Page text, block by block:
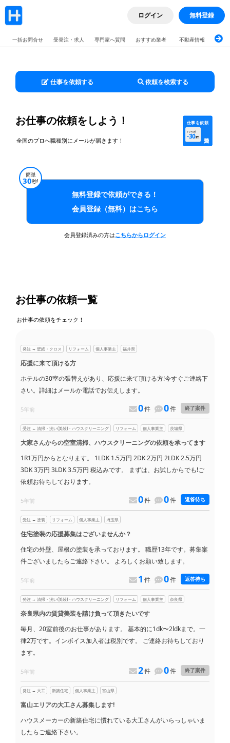
ログイン 無料登録
一括お問合せ 受発注・求人 専門家へ質問 おすすめ業者 不動産情報 ブログ
仕事を依頼する 依頼を検索する
お仕事の依頼をしよう！
全国のプロへ職種別にメールが届きます！
仕事を依頼
ハゥポ
-30PT
簡単
30秒!
無料登録で依頼ができる！
会員登録（無料）はこちら
会員登録済みの方はこちらからログイン
お仕事の依頼一覧
お仕事の依頼をチェック！
発注 → 壁紙・クロス リフォーム 個人事業主 福井県
応援に来て頂ける方
ホテルの30室の張替えがあり、応援に来て頂ける方!今すぐご連絡下
さい。詳細はメールか電話でお伝えします。
5年前 終了案件
0件 0件
受注 ← 清掃・洗い(美装)・ハウスクリーニング リフォーム 個人事業主 茨城県
大家さんからの空室清掃、ハウスクリーニングの依頼を承ってます
1R1万円からとなります。 1LDK 1.5万円 2DK 2万円 2LDK 2.5万円
3DK 3万円 3LDK 3.5万円 税込みです。 まずは、お試しからでも!ご
依頼お待ちしております。
5年前 返答待ち
0件 0件
受注 ← 塗装 リフォーム 個人事業主 埼玉県
住宅塗装の応援募集はございませんか？
住宅の外壁、屋根の塗装を承っております。 職歴13年です。募集案
件ございましたらご連絡下さい。 よろしくお願い致します。
5年前 返答待ち
1 件 0件
発注 → 清掃・洗い(美装)・ハウスクリーニング リフォーム 個人事業主 奈良県
奈良県内の賃貸美装を請け負って頂きたいです
毎月、20室前後のお仕事があります。 基本的に1dk〜2ldkまで。一
律2万です。インボイス加入者は税別です。 ご連絡お待ちしており
ます。
5年前 終了案件
2件 0件
発注 → 大工 新築住宅 個人事業主 富山県
富山エリアの大工さん募集します!
ハウスメーカーの新築住宅に慣れている大工さんがいらっしゃいま
したらご連絡下さい。